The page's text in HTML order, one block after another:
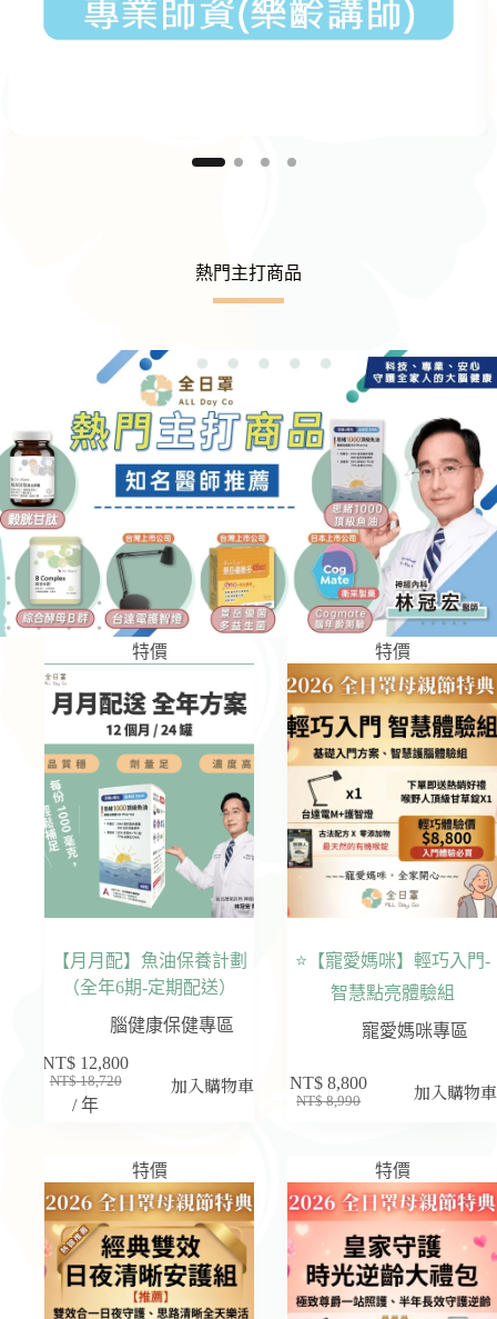
熱門主打商品
特價
【月月配】魚油保養計劃
（全年6期-定期配送）
腦健康保健專區
NT$18,720
原
始
NT$ 18,720。
NT$ 12,800
目
前
NT$ 12,800。
/ 年
加入購物車
特價
⭐【寵愛媽咪】輕巧入門-
智慧點亮體驗組
寵愛媽咪專區
NT$8,990
原
格：
NT$ 8,990。
NT$ 8,800
目
格：
NT$ 8,800。
加入購物車
特價 特價